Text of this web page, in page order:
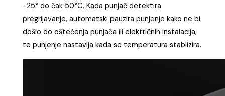
-25° do čak 50°C. Kada punjač detektira
pregrijavanje, automatski pauzira punjenje kako ne bi
došlo do oštećenja punjača ili električnih instalacija,
te punjenje nastavlja kada se temperatura stablizira.